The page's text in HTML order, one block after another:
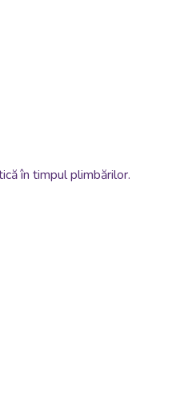
în timpul plimbărilor.